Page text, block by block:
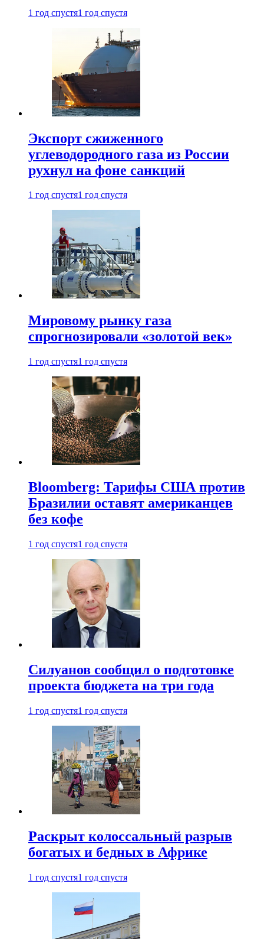
1 год спустя1 год спустя
Экспорт сжиженного
углеводородного газа из России
рухнул на фоне санкций
1 год спустя1 год спустя
Мировому рынку газа
спрогнозировали «золотой век»
1 год спустя1 год спустя
Bloomberg: Тарифы США против
Бразилии оставят американцев
без кофе
1 год спустя1 год спустя
Силуанов сообщил о подготовке
проекта бюджета на три года
1 год спустя1 год спустя
Раскрыт колоссальный разрыв
богатых и бедных в Африке
1 год спустя1 год спустя